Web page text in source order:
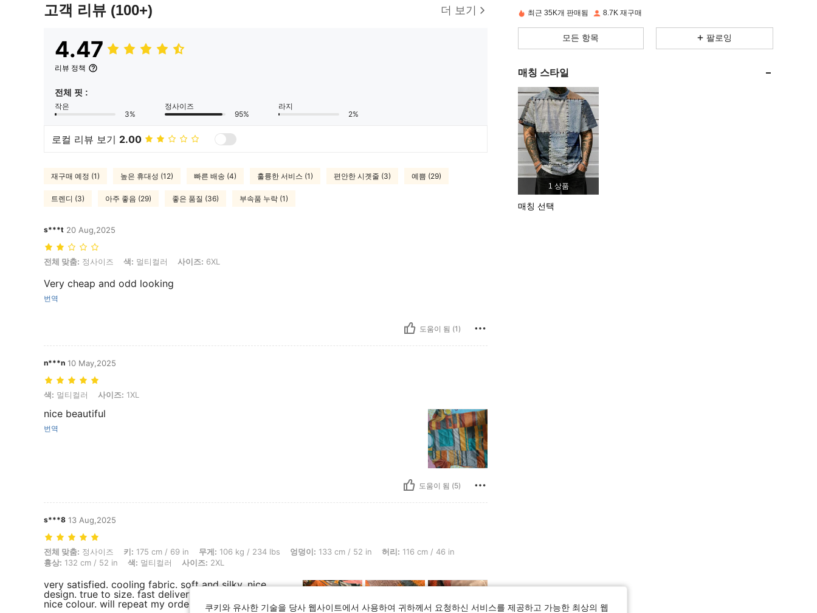
고객 리뷰 (100+) 더 보기
4.47
리뷰 정책
전체 핏 :
작은
3%
정사이즈
95%
라지
2%
로컬 리뷰 보기 2.00
재구매 예정 (1) 높은 휴대성 (12) 빠른 배송 (4) 훌륭한 서비스 (1) 편안한 시곗줄 (3) 예쁨 (29)
트렌디 (3) 아주 좋음 (29) 좋은 품질 (36) 부속품 누락 (1)
s***t 20 Aug,2025
전체 맞춤: 정사이즈, 색: 멀티컬러, 사이즈: 6XL
전체 맞춤: 정사이즈 색: 멀티컬러 사이즈: 6XL
Very cheap and odd looking
번역
도움이 됨 (1)
n***n 10 May,2025
색: 멀티컬러, 사이즈: 1XL
색: 멀티컬러 사이즈: 1XL
nice beautiful
번역
도움이 됨 (5)
s***8 13 Aug,2025
전체 맞춤: 정사이즈, 키: 175 cm / 69 in, 무게: 106 kg / 234 lbs, 엉덩이: 133 cm / 52 in, 허리: 116 cm / 46 in, 흉상: 132 cm / 52 in, 색: 멀티컬러, 사이즈: 2XL
전체 맞춤: 정사이즈 키: 175 cm / 69 in 무게: 106 kg / 234 lbs 엉덩이: 133 cm / 52 in 허리: 116 cm / 46 in
흉상: 132 cm / 52 in 색: 멀티컬러 사이즈: 2XL
very satisfied. cooling fabric. soft and silky. nice
design. true to size. fast delivery and good packing.
nice colour. will repeat my orders.
4.80 72
4.80
4.80
4.80 72
4.80
최근 35K개 판매됨 8.7K 재구매
모든 항목 팔로잉
매칭 스타일
1 상품
매칭 선택
쿠키와 유사한 기술을 당사 웹사이트에서 사용하여 귀하께서 요청하신 서비스를 제공하고 가능한 최상의 웹